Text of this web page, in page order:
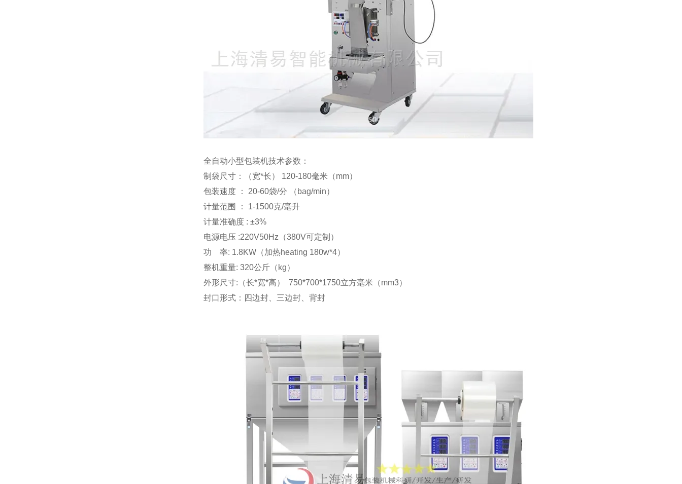
全自动小型包装机技术参数：
制袋尺寸：（宽*长） 120-180毫米（mm）
包装速度 ： 20-60袋/分 （bag/min）
计量范围 ： 1-1500克/毫升
计量准确度 : ±3%
电源电压 :220V50Hz（380V可定制）
功 率: 1.8KW（加热heating 180w*4）
整机重量: 320公斤（kg）
外形尺寸:（长*宽*高） 750*700*1750立方毫米（mm3）
封口形式：四边封、三边封、背封